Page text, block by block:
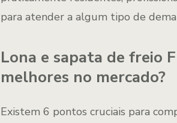
para atender a algum tipo de
Lona e sapata de freio
melhores no mercado?
Existem 6 pontos cruciais para